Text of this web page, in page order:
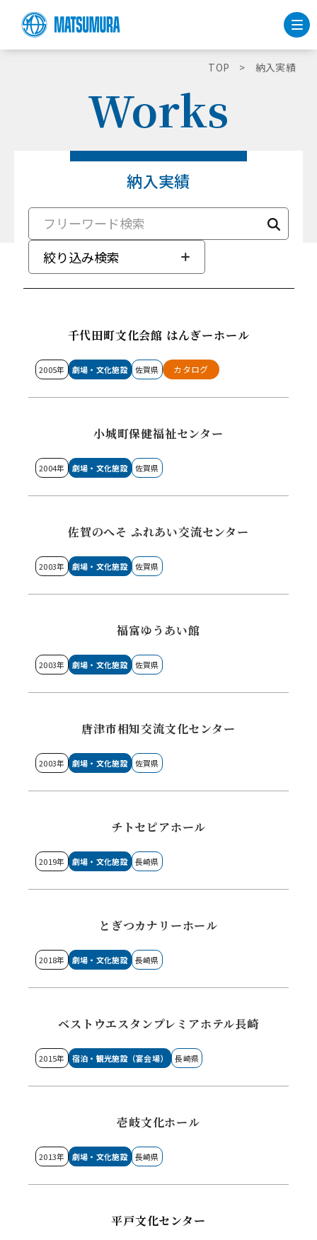
TOP 納入実績
Works
納入実績
絞り込み検索
千代田町文化会館 はんぎーホール
2005年 劇場・文化施設 佐賀県 カタログ
小城町保健福祉センター
2004年 劇場・文化施設 佐賀県
佐賀のへそ ふれあい交流センター
2003年 劇場・文化施設 佐賀県
福富ゆうあい館
2003年 劇場・文化施設 佐賀県
唐津市相知交流文化センター
2003年 劇場・文化施設 佐賀県
チトセピアホール
2019年 劇場・文化施設 長崎県
とぎつカナリーホール
2018年 劇場・文化施設 長崎県
ベストウエスタンプレミアホテル長崎
2015年 宿泊・観光施設（宴会場） 長崎県
壱岐文化ホール
2013年 劇場・文化施設 長崎県
平戸文化センター